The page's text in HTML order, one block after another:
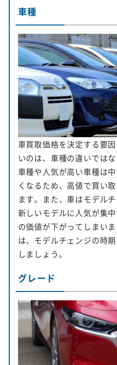
車種
車買取価格を決定する要
いのは、車種の違いでは
車種や人気が高い車種は
くなるため、高値で買い
ます。また、車はモデル
新しいモデルに人気が集
の価値が下がってしまい
は、モデルチェンジの時
しましょう。
グレード